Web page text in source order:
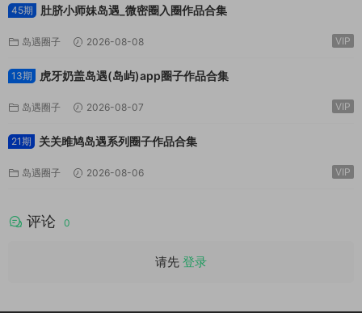
45期 肚脐小师妹岛遇_微密圈入圈作品合集
岛遇圈子 2026-08-08 VIP
13期 虎牙奶盖岛遇(岛屿)app圈子作品合集
岛遇圈子 2026-08-07 VIP
21期 关关雎鸠岛遇系列圈子作品合集
岛遇圈子 2026-08-06 VIP
评论 0
请先 登录